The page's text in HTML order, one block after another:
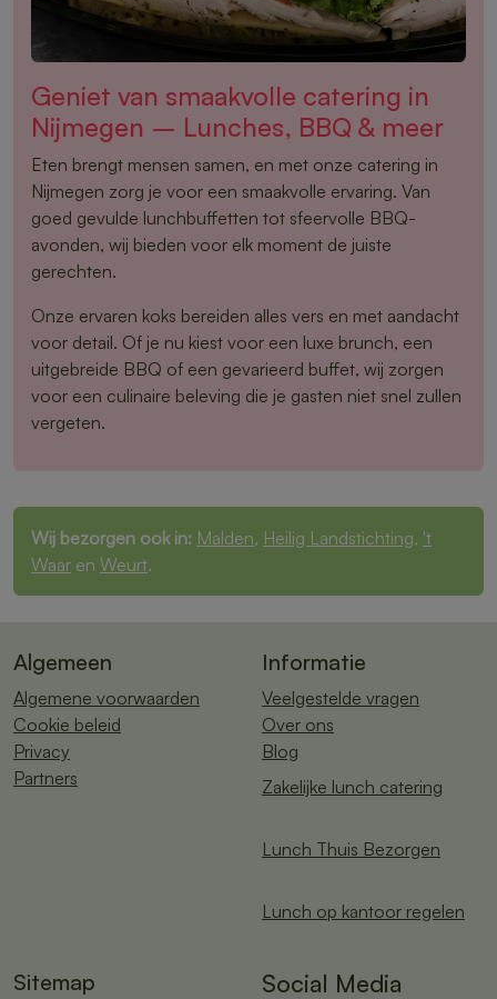
Geniet van smaakvolle catering in
Nijmegen – Lunches, BBQ & meer
Eten brengt mensen samen, en met onze catering in
Nijmegen zorg je voor een smaakvolle ervaring. Van
goed gevulde lunchbuffetten tot sfeervolle BBQ-
avonden, wij bieden voor elk moment de juiste
gerechten.
Onze ervaren koks bereiden alles vers en met aandacht
voor detail. Of je nu kiest voor een luxe brunch, een
uitgebreide BBQ of een gevarieerd buffet, wij zorgen
voor een culinaire beleving die je gasten niet snel zullen
vergeten.
Wij bezorgen ook in: Malden, Heilig Landstichting, 't
Waar en Weurt.
Algemeen
Algemene voorwaarden
Cookie beleid
Privacy
Partners
Informatie
Veelgestelde vragen
Over ons
Blog
Zakelijke lunch catering
Lunch Thuis Bezorgen
Lunch op kantoor regelen
Sitemap Social Media